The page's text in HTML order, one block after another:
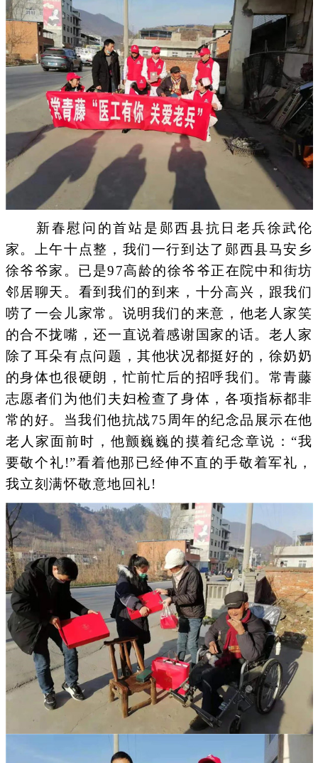
新春慰问的首站是郧西县抗日老兵徐武伦
家。上午十点整，我们一行到达了郧西县马安乡
徐爷爷家。已是97高龄的徐爷爷正在院中和街坊
邻居聊天。看到我们的到来，十分高兴，跟我们
唠了一会儿家常。说明我们的来意，他老人家笑
的合不拢嘴，还一直说着感谢国家的话。老人家
除了耳朵有点问题，其他状况都挺好的，徐奶奶
的身体也很硬朗，忙前忙后的招呼我们。常青藤
志愿者们为他们夫妇检查了身体，各项指标都非
常的好。当我们他抗战75周年的纪念品展示在他
老人家面前时，他颤巍巍的摸着纪念章说：“我
要敬个礼!”看着他那已经伸不直的手敬着军礼，
我立刻满怀敬意地回礼!